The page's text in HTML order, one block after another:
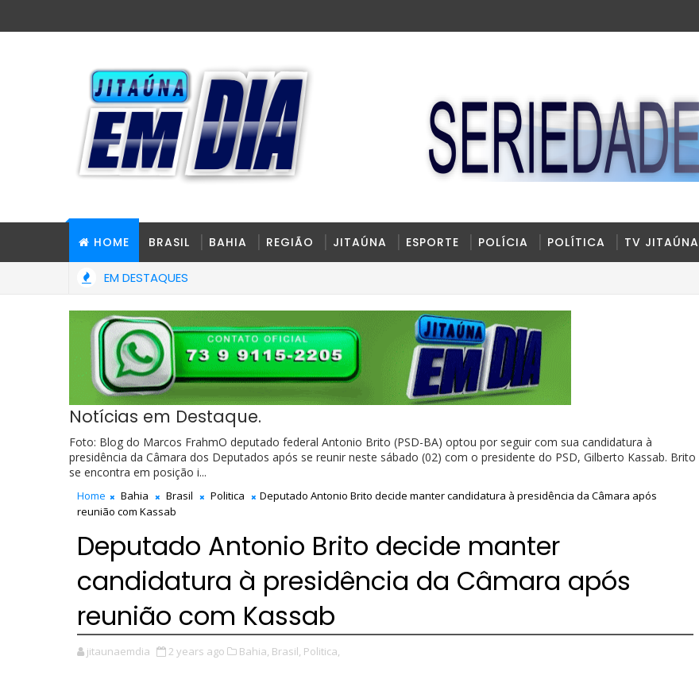
HOME BRASIL BAHIA REGIÃO JITAÚNA ESPORTE POLÍCIA POLÍTICA TV JITAÚNA
EM DESTAQUES
Notícias em Destaque.
Foto: Blog do Marcos FrahmO deputado federal Antonio Brito (PSD-BA) optou por seguir com sua candidatura à
presidência da Câmara dos Deputados após se reunir neste sábado (02) com o presidente do PSD, Gilberto Kassab. Brito
se encontra em posição i...
Home Bahia Brasil Politica
Deputado Antonio Brito decide manter candidatura à presidência da Câmara após
reunião com Kassab
Deputado Antonio Brito decide manter
candidatura à presidência da Câmara após
reunião com Kassab
jitaunaemdia 2 years ago Bahia, Brasil, Politica,